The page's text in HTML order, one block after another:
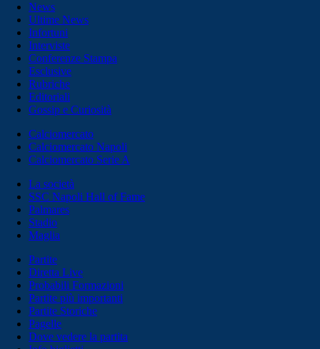
News
Ultime News
Infortuni
Interviste
Conferenze Stampa
Esclusive
Rubriche
Editoriali
Gossip e Curiosità
Calciomercato
Calciomercato Napoli
Calciomercato Serie A
La società
SSC Napoli Hall of Fame
Palmares
Stadio
Maglia
Partite
Diretta Live
Probabili Formazioni
Partite più importanti
Partite Storiche
Pagelle
Dove vedere la partita